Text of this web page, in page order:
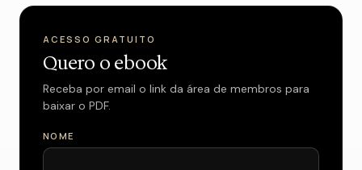
ACESSO GRATUITO
Quero o ebook
Receba por email o link da área de membros para
baixar o PDF.
NOME